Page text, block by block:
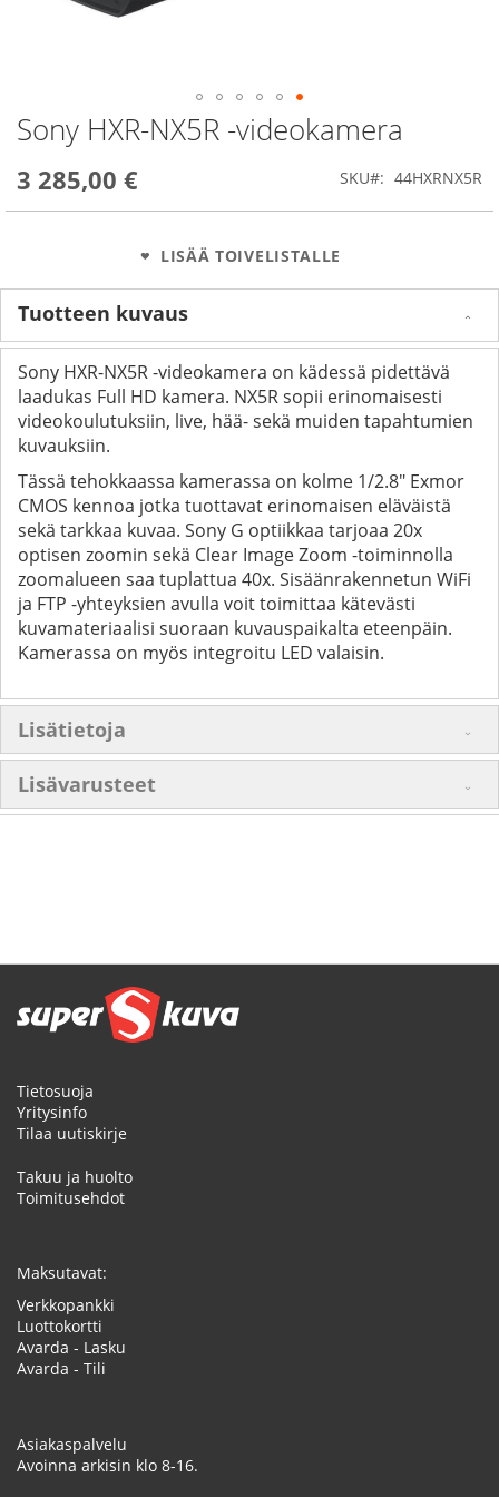
Sony HXR-NX5R -videokamera
3 285,00 € SKU 44HXRNX5R
LISÄÄ TOIVELISTALLE
Skip
to
beginning
of
Tuotteen kuvaus
Sony HXR-NX5R -videokamera on kädessä pidettävä
laadukas Full HD kamera. NX5R sopii erinomaisesti
videokoulutuksiin, live, hää- sekä muiden tapahtumien
kuvauksiin.
Tässä tehokkaassa kamerassa on kolme 1/2.8" Exmor
CMOS kennoa jotka tuottavat erinomaisen eläväistä
sekä tarkkaa kuvaa. Sony G optiikkaa tarjoaa 20x
optisen zoomin sekä Clear Image Zoom -toiminnolla
zoomalueen saa tuplattua 40x. Sisäänrakennetun WiFi
ja FTP -yhteyksien avulla voit toimittaa kätevästi
kuvamateriaalisi suoraan kuvauspaikalta eteenpäin.
Kamerassa on myös integroitu LED valaisin.
Lisätietoja
Lisävarusteet
Tietosuoja
Yritysinfo
Tilaa uutiskirje
Takuu ja huolto
Toimitusehdot
Maksutavat:
Verkkopankki
Luottokortti
Avarda - Lasku
Avarda - Tili
Asiakaspalvelu
Avoinna arkisin klo 8-16.